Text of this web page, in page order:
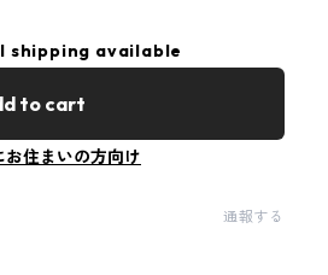
shipping available
to cart
お住まいの方向け
通報する